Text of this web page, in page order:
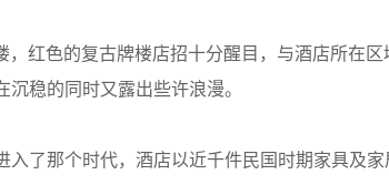
红色的复古牌楼店招十分醒目，与酒店所在区
稳的同时又露出些许浪漫。
了那个时代，酒店以近千件民国时期家具及家